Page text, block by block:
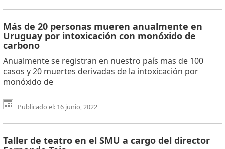
Más de 20 personas mueren anualmente en
Uruguay por intoxicación con monóxido de
carbono
Anualmente se registran en nuestro país mas de 100
casos y 20 muertes derivadas de la intoxicación por
monóxido de
Publicado el: 16 junio, 2022
Taller de teatro en el SMU a cargo del director